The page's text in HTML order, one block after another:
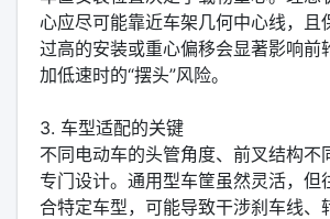
心应尽可能靠近车架几何中心线，且
过高的安装或重心偏移会显著影响前
加低速时的“摆头”风险。
3. 车型适配的关键
不同电动车的头管角度、前叉结构不
专门设计。通用型车筐虽然灵活，但
合特定车型，可能导致干涉刹车线、